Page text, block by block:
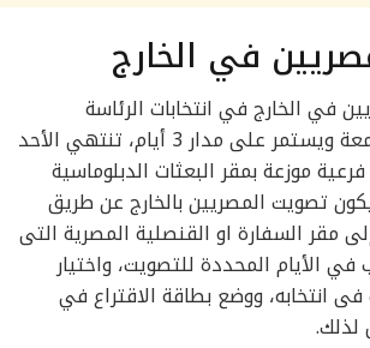
في الخارج
في الخارج في انتخابات الرئاسة
المصرية 2024 الجمعة ويستمر على مدار 3 أيام، تنتهي الأحد
137 لجنة فرعية موزعة بمقر البعثات الدبلوماسية
تصويت المصريين بالخارج عن طريق
مقر السفارة او القنصلية المصرية التى
في الأيام المحددة للتصويت، واختيار
انتخابه، ووضع بطاقة الاقتراع في